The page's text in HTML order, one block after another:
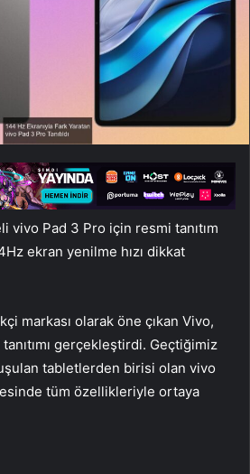
vivo Pad 3 Pro için resmi tanıtım
ekran yenilme hızı dikkat
markası olarak öne çıkan Vivo,
gerçekleştirdi. Geçtiğimiz
tabletlerden birisi olan vivo
tüm özellikleriyle ortaya